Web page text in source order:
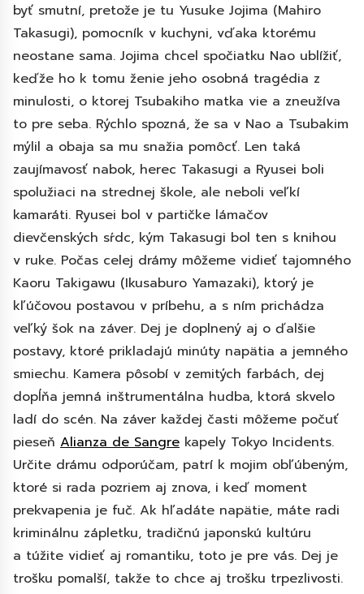
byť smutní, pretože je tu Yusuke Jojima (Mahiro
Takasugi), pomocník v kuchyni, vďaka ktorému
neostane sama. Jojima chcel spočiatku Nao ublížiť,
keďže ho k tomu ženie jeho osobná tragédia z
minulosti, o ktorej Tsubakiho matka vie a zneužíva
to pre seba. Rýchlo spozná, že sa v Nao a Tsubakim
mýlil a obaja sa mu snažia pomôcť. Len taká
zaujímavosť nabok, herec Takasugi a Ryusei boli
spolužiaci na strednej škole, ale neboli veľkí
kamaráti. Ryusei bol v partičke lámačov
dievčenských sŕdc, kým Takasugi bol ten s knihou
v ruke. Počas celej drámy môžeme vidieť tajomného
Kaoru Takigawu (Ikusaburo Yamazaki), ktorý je
kľúčovou postavou v príbehu, a s ním prichádza
veľký šok na záver. Dej je doplnený aj o ďalšie
postavy, ktoré prikladajú minúty napätia a jemného
smiechu. Kamera pôsobí v zemitých farbách, dej
dopĺňa jemná inštrumentálna hudba, ktorá skvelo
ladí do scén. Na záver každej časti môžeme počuť
pieseň Alianza de Sangre kapely Tokyo Incidents.
Určite drámu odporúčam, patrí k mojim obľúbeným,
ktoré si rada pozriem aj znova, i keď moment
prekvapenia je fuč. Ak hľadáte napätie, máte radi
kriminálnu zápletku, tradičnú japonskú kultúru
a túžite vidieť aj romantiku, toto je pre vás. Dej je
trošku pomalší, takže to chce aj trošku trpezlivosti.